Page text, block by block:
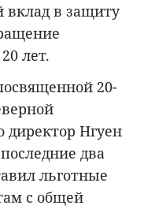
вклад в защиту
лет.
20-
директор Нгуен
два
льготные
с общей